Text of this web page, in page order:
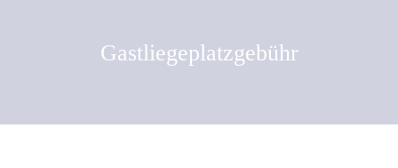
Gastliegeplatzgebühr